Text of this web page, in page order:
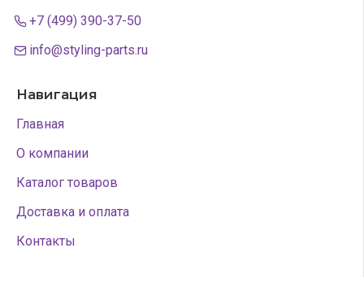
+7 (499) 390-37-50
info@styling-parts.ru
Навигация
Главная
О компании
Каталог товаров
Доставка и оплата
Контакты